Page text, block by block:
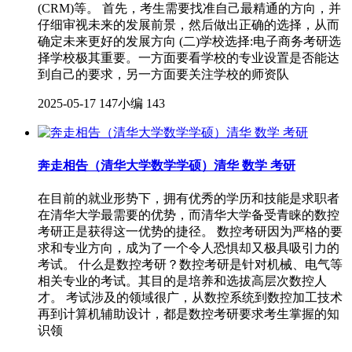
(CRM)等。 首先，考生需要找准自己最精通的方向，并
仔细审视未来的发展前景，然后做出正确的选择，从而
确定未来更好的发展方向 (二)学校选择:电子商务考研选
择学校极其重要。一方面要看学校的专业设置是否能达
到自己的要求，另一方面要关注学校的师资队
2025-05-17 147小编 143
奔走相告（清华大学数学学硕）清华 数学 考研
在目前的就业形势下，拥有优秀的学历和技能是求职者
在清华大学最需要的优势，而清华大学备受青睐的数控
考研正是获得这一优势的捷径。 数控考研因为严格的要
求和专业方向，成为了一个令人恐惧却又极具吸引力的
考试。 什么是数控考研？数控考研是针对机械、电气等
相关专业的考试。其目的是培养和选拔高层次数控人
才。 考试涉及的领域很广，从数控系统到数控加工技术
再到计算机辅助设计，都是数控考研要求考生掌握的知
识领